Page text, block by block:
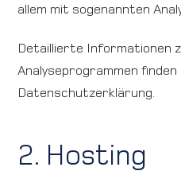
allem mit sogenannten
Detaillierte Informationen
Analyseprogrammen
Datenschutzerklärung.
2. Hosting